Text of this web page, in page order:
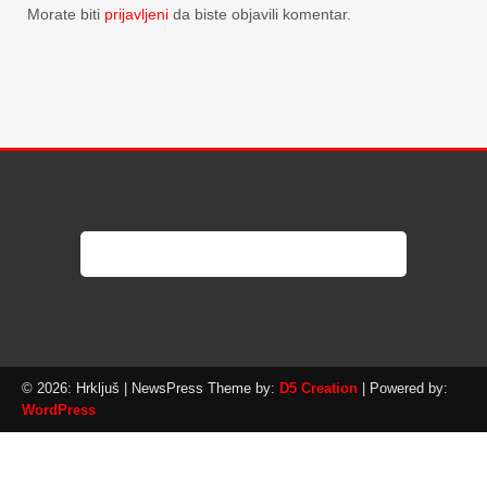
Morate biti prijavljeni da biste objavili komentar.
© 2026: Hrkljuš | NewsPress Theme by: D5 Creation | Powered by:
WordPress